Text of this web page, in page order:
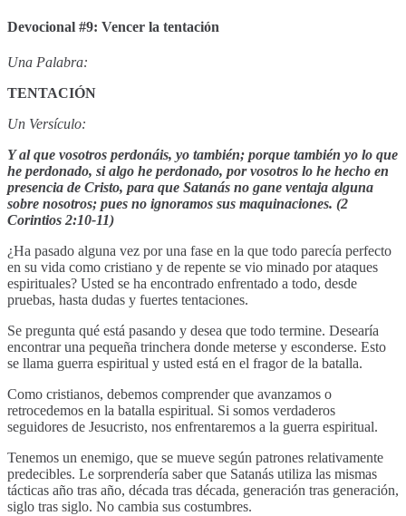
Devocional #9: Vencer la tentación
Una Palabra:
TENTACIÓN
Un Versículo:
Y al que vosotros perdonáis, yo también; porque también yo lo que
he perdonado, si algo he perdonado, por vosotros lo he hecho en
presencia de Cristo, para que Satanás no gane ventaja alguna
sobre nosotros; pues no ignoramos sus maquinaciones. (2
Corintios 2:10-11)
¿Ha pasado alguna vez por una fase en la que todo parecía perfecto
en su vida como cristiano y de repente se vio minado por ataques
espirituales? Usted se ha encontrado enfrentado a todo, desde
pruebas, hasta dudas y fuertes tentaciones.
Se pregunta qué está pasando y desea que todo termine. Desearía
encontrar una pequeña trinchera donde meterse y esconderse. Esto
se llama guerra espiritual y usted está en el fragor de la batalla.
Como cristianos, debemos comprender que avanzamos o
retrocedemos en la batalla espiritual. Si somos verdaderos
seguidores de Jesucristo, nos enfrentaremos a la guerra espiritual.
Tenemos un enemigo, que se mueve según patrones relativamente
predecibles. Le sorprendería saber que Satanás utiliza las mismas
tácticas año tras año, década tras década, generación tras generación,
siglo tras siglo. No cambia sus costumbres.